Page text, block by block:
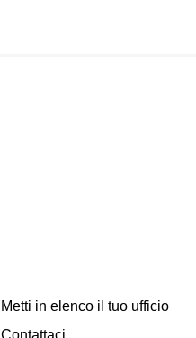
Metti in elenco il tuo ufficio